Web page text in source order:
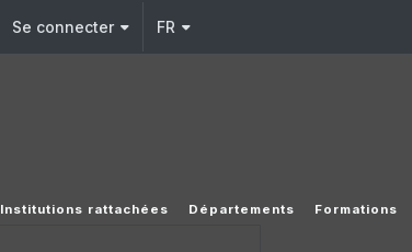
Se connecter FR
Institutions rattachées Départements Formations